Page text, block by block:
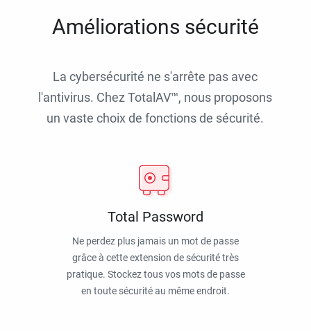
Améliorations sécurité
La cybersécurité ne s'arrête pas avec
l'antivirus. Chez TotalAV™, nous proposons
un vaste choix de fonctions de sécurité.
Total Password
Ne perdez plus jamais un mot de passe
grâce à cette extension de sécurité très
pratique. Stockez tous vos mots de passe
en toute sécurité au même endroit.